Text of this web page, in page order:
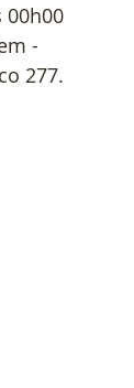
00h00
-
277.